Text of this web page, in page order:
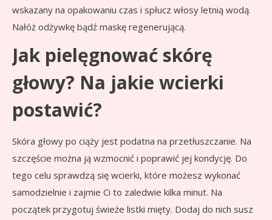
wskazany na opakowaniu czas i spłucz włosy letnią wodą.
Nałóż odżywkę bądź maskę regenerującą.
Jak pielęgnować skórę
głowy? Na jakie wcierki
postawić?
Skóra głowy po ciąży jest podatna na przetłuszczanie. Na
szczęście można ją wzmocnić i poprawić jej kondycję. Do
tego celu sprawdzą się wcierki, które możesz wykonać
samodzielnie i zajmie Ci to zaledwie kilka minut. Na
początek przygotuj świeże listki mięty. Dodaj do nich susz